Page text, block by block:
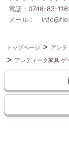
電話： 0748-83-
メール：
トップページ
アン
アンティーク家具 ゲ